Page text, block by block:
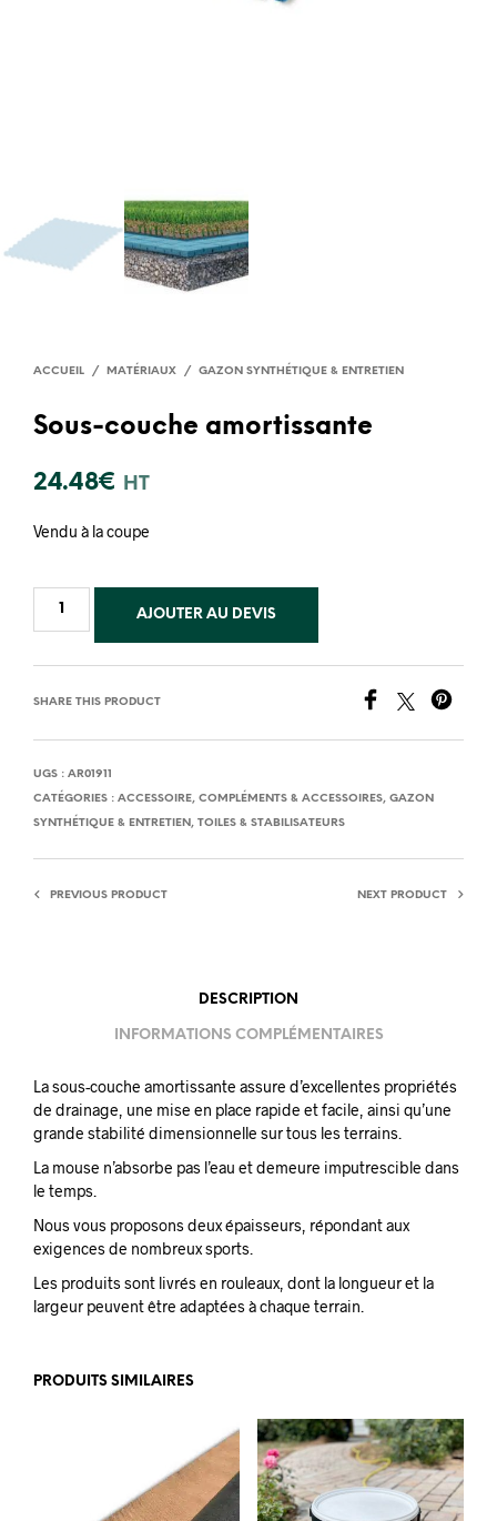
ACCUEIL / MATÉRIAUX / GAZON SYNTHÉTIQUE & ENTRETIEN
Sous-couche amortissante
24.48€ HT
Vendu à la coupe
AJOUTER AU DEVIS
SHARE THIS PRODUCT
UGS : AR01911
CATÉGORIES : ACCESSOIRE, COMPLÉMENTS & ACCESSOIRES, GAZON
SYNTHÉTIQUE & ENTRETIEN, TOILES & STABILISATEURS
PREVIOUS PRODUCT NEXT PRODUCT
DESCRIPTION
INFORMATIONS COMPLÉMENTAIRES
La sous-couche amortissante assure d’excellentes propriétés
de drainage, une mise en place rapide et facile, ainsi qu’une
grande stabilité dimensionnelle sur tous les terrains.
La mouse n’absorbe pas l’eau et demeure imputrescible dans
le temps.
Nous vous proposons deux épaisseurs, répondant aux
exigences de nombreux sports.
Les produits sont livrés en rouleaux, dont la longueur et la
largeur peuvent être adaptées à chaque terrain.
PRODUITS SIMILAIRES